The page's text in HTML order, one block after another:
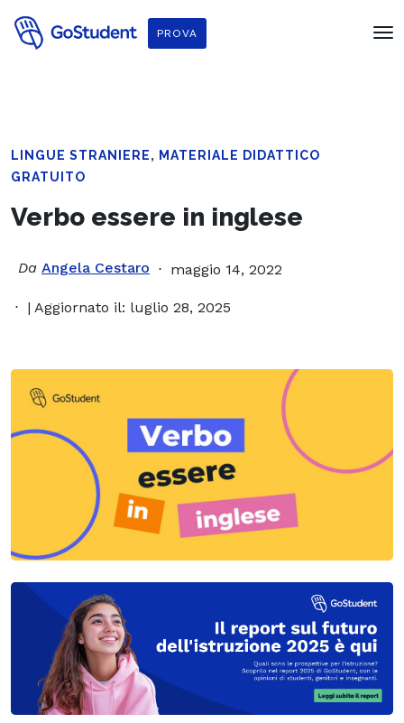
PROVA
LINGUE STRANIERE, MATERIALE DIDATTICO
GRATUITO
Verbo essere in inglese
Da Angela Cestaro maggio 14, 2022
| Aggiornato il: luglio 28, 2025